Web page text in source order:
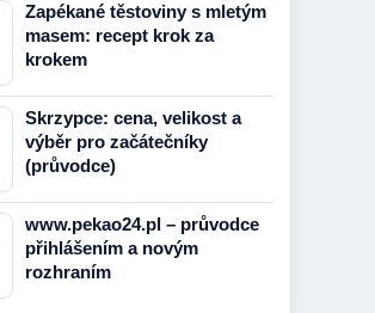
Zapékané těstoviny s mletým
masem: recept krok za
krokem
Skrzypce: cena, velikost a
výběr pro začátečníky
(průvodce)
www.pekao24.pl – průvodce
přihlášením a novým
rozhraním